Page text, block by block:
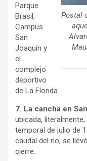
Postal
Parque
Brasil,
Campus
San
Joaquín y
el
complejo
deportivo
de La Florida.
7. La cancha en
ubicada,
temporal de julio de
caudal del río, se
cierre.